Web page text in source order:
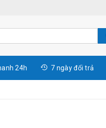
24h 7 ngày đổi trả